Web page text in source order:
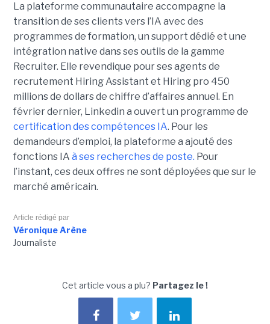
La plateforme communautaire accompagne la
transition de ses clients vers l’IA avec des
programmes de formation, un support dédié et une
intégration native dans ses outils de la gamme
Recruiter. Elle revendique pour ses agents de
recrutement Hiring Assistant et Hiring pro 450
millions de dollars de chiffre d’affaires annuel. En
février dernier, Linkedin a ouvert un programme de
certification des compétences IA. Pour les
demandeurs d’emploi, la plateforme a ajouté des
fonctions IA à ses recherches de poste. Pour
l’instant, ces deux offres ne sont déployées que sur le
marché américain.
Article rédigé par
Véronique Arène
Journaliste
Cet article vous a plu? Partagez le !